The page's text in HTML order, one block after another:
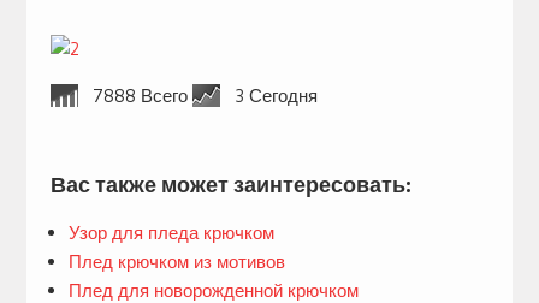
7888 Всего 3 Сегодня
Вас также может заинтересовать:
Узор для пледа крючком
Плед крючком из мотивов
Плед для новорожденной крючком